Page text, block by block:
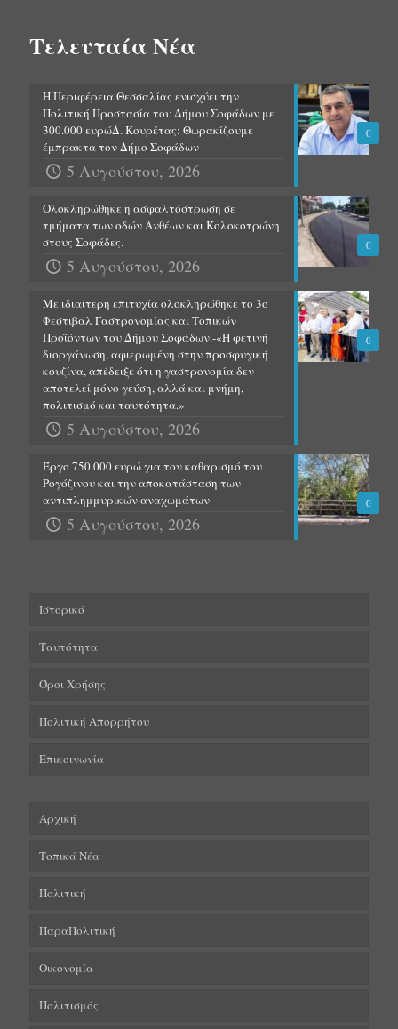
Τελευταία Νέα
0
Η Περιφέρεια Θεσσαλίας ενισχύει την
Πολιτική Προστασία του Δήμου Σοφάδων με
300.000 ευρώΔ. Κουρέτας: Θωρακίζουμε
έμπρακτα τον Δήμο Σοφάδων
5 Αυγούστου, 2026
0
Ολοκληρώθηκε η ασφαλτόστρωση σε
τμήματα των οδών Ανθέων και Κολοκοτρώνη
στους Σοφάδες.
5 Αυγούστου, 2026
0
Με ιδιαίτερη επιτυχία ολοκληρώθηκε το 3ο
Φεστιβάλ Γαστρονομίας και Τοπικών
Προϊόντων του Δήμου Σοφάδων.-«Η φετινή
διοργάνωση, αφιερωμένη στην προσφυγική
κουζίνα, απέδειξε ότι η γαστρονομία δεν
αποτελεί μόνο γεύση, αλλά και μνήμη,
πολιτισμό και ταυτότητα.»
5 Αυγούστου, 2026
0
Έργο 750.000 ευρώ για τον καθαρισμό του
Ρογόζινου και την αποκατάσταση των
αντιπλημμυρικών αναχωμάτων
5 Αυγούστου, 2026
Ιστορικό
Ταυτότητα
Όροι Χρήσης
Πολιτική Απορρήτου
Επικοινωνία
Αρχική
Τοπικά Νέα
Πολιτική
ΠαραΠολιτική
Οικονομία
Πολιτισμός